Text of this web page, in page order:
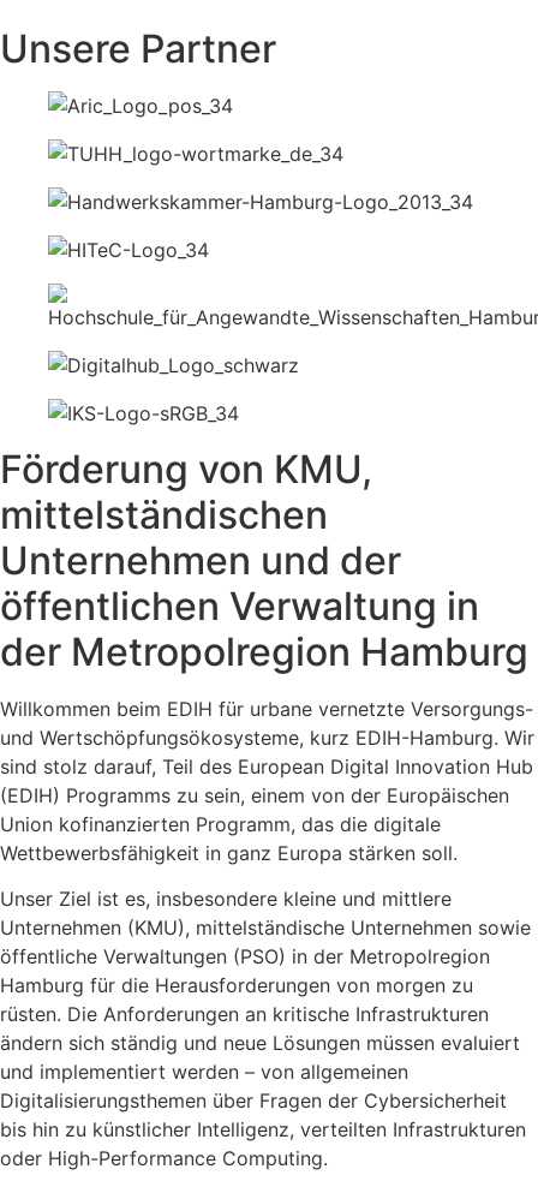
Unsere Partner
Förderung von KMU,
mittelständischen
Unternehmen und der
öffentlichen Verwaltung in
der Metropolregion Hamburg
Willkommen beim EDIH für urbane vernetzte Versorgungs-
und Wertschöpfungsökosysteme, kurz EDIH-Hamburg. Wir
sind stolz darauf, Teil des European Digital Innovation Hub
(EDIH) Programms zu sein, einem von der Europäischen
Union kofinanzierten Programm, das die digitale
Wettbewerbsfähigkeit in ganz Europa stärken soll.
Unser Ziel ist es, insbesondere kleine und mittlere
Unternehmen (KMU), mittelständische Unternehmen sowie
öffentliche Verwaltungen (PSO) in der Metropolregion
Hamburg für die Herausforderungen von morgen zu
rüsten. Die Anforderungen an kritische Infrastrukturen
ändern sich ständig und neue Lösungen müssen evaluiert
und implementiert werden – von allgemeinen
Digitalisierungsthemen über Fragen der Cybersicherheit
bis hin zu künstlicher Intelligenz, verteilten Infrastrukturen
oder High-Performance Computing.